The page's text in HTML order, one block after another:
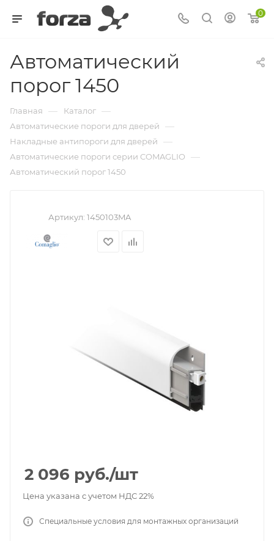
0
Автоматический
порог 1450
Главная — Каталог —
Автоматические пороги для дверей —
Накладные антипороги для дверей —
Автоматические пороги серии COMAGLIO —
Автоматический порог 1450
Артикул: 1450103MA
2 096 руб./шт
Цена указана с учетом НДС 22%
Специальные условия для монтажных организаций